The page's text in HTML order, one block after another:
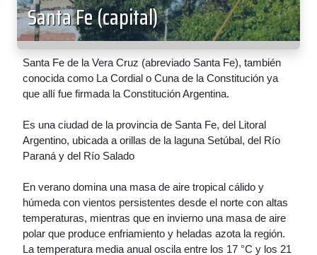
Santa Fe (capital)
Santa Fe de la Vera Cruz (abreviado Santa Fe), también
conocida como La Cordial o Cuna de la Constitución ya
que allí fue firmada la Constitución Argentina.
Es una ciudad de la provincia de Santa Fe, del Litoral
Argentino, ubicada a orillas de la laguna Setúbal, del Río
Paraná y del Río Salado
En verano domina una masa de aire tropical cálido y
húmeda con vientos persistentes desde el norte con altas
temperaturas, mientras que en invierno una masa de aire
polar que produce enfriamiento y heladas azota la región.
La temperatura media anual oscila entre los 17 °C y los 21